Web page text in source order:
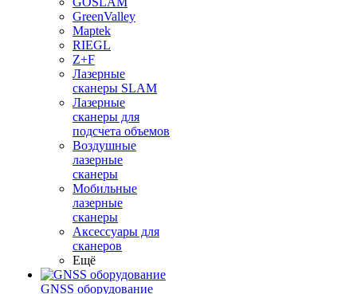
GreenValley
Maptek
RIEGL
Z+F
Лазерные
сканеры SLAM
Лазерные
сканеры для
подсчета объемов
Воздушные
лазерные
сканеры
Мобильные
лазерные
сканеры
Аксессуары для
сканеров
Ещё
GNSS оборудование